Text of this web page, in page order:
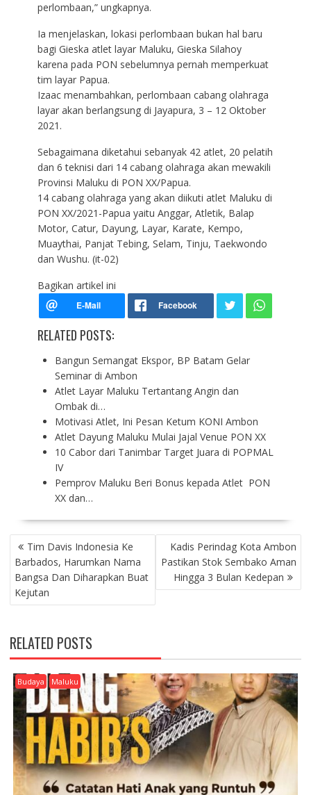
perlombaan,” ungkapnya.
Ia menjelaskan, lokasi perlombaan bukan hal baru
bagi Gieska atlet layar Maluku, Gieska Silahoy
karena pada PON sebelumnya pernah memperkuat
tim layar Papua.
Izaac menambahkan, perlombaan cabang olahraga
layar akan berlangsung di Jayapura, 3 – 12 Oktober
2021.
Sebagaimana diketahui sebanyak 42 atlet, 20 pelatih
dan 6 teknisi dari 14 cabang olahraga akan mewakili
Provinsi Maluku di PON XX/Papua.
14 cabang olahraga yang akan diikuti atlet Maluku di
PON XX/2021-Papua yaitu Anggar, Atletik, Balap
Motor, Catur, Dayung, Layar, Karate, Kempo,
Muaythai, Panjat Tebing, Selam, Tinju, Taekwondo
dan Wushu. (it-02)
Bagikan artikel ini
RELATED POSTS:
Bangun Semangat Ekspor, BP Batam Gelar
Seminar di Ambon
Atlet Layar Maluku Tertantang Angin dan
Ombak di…
Motivasi Atlet, Ini Pesan Ketum KONI Ambon
Atlet Dayung Maluku Mulai Jajal Venue PON XX
10 Cabor dari Tanimbar Target Juara di POPMAL
IV
Pemprov Maluku Beri Bonus kepada Atlet PON
XX dan…
P
O
S
T
N
V
I
G
A
T
O
N
Tim Davis Indonesia Ke
Barbados, Harumkan Nama
Bangsa Dan Diharapkan Buat
Kejutan
Kadis Perindag Kota Ambon
Pastikan Stok Sembako Aman
Hingga 3 Bulan Kedepan
RELATED POSTS
Budaya Maluku